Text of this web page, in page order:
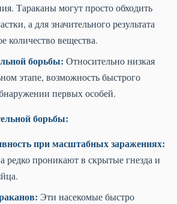
Тараканы могут просто обходить
а для значительного результата
количество вещества.
борьбы: Относительно низкая
этапе, возможность быстрого
первых особей.
борьбы:
при масштабных заражениях:
редко проникают в скрытые гнезда и
Эти насекомые быстро